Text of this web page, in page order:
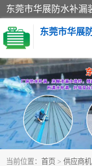
当前位置： 首页 > 供应商机
楼面防水补漏
阳台卫生间防水补漏
金属房搭建及补漏